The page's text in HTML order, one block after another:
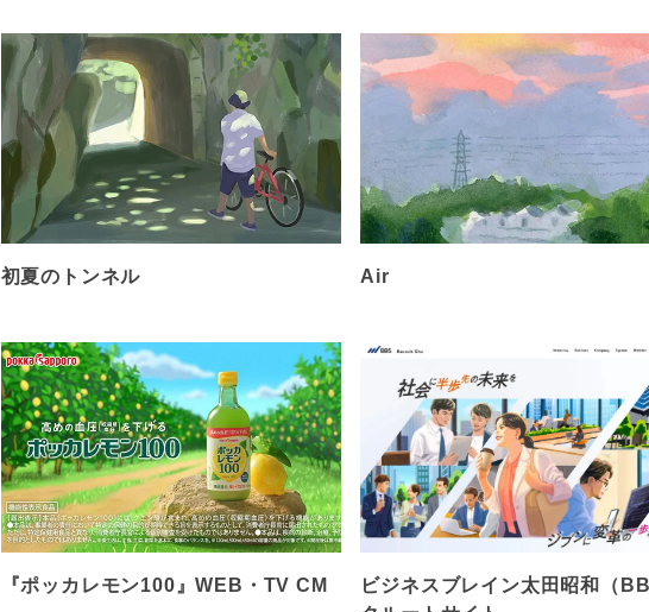
初夏のトンネル Air
『ポッカレモン100』WEB・TV CM
ビジネスブレイン太田昭和（